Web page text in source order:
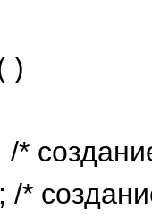
)
*
/*